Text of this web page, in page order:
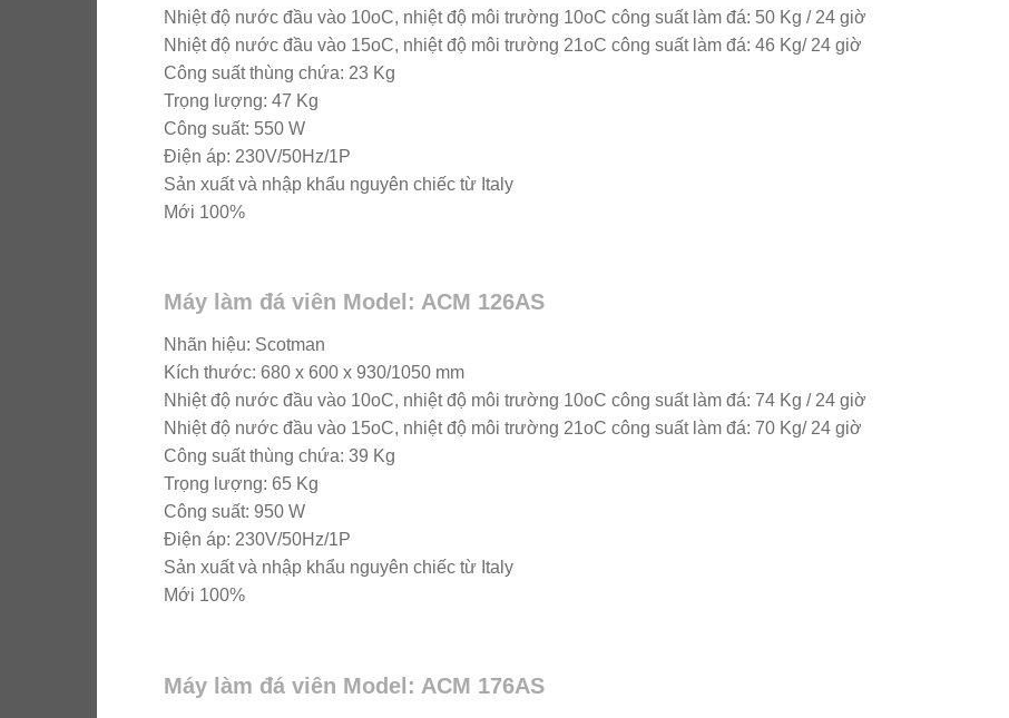
Nhiệt độ nước đầu vào 10oC, nhiệt độ môi trường 10oC công suất làm đá: 50 Kg / 24 giờ
Nhiệt độ nước đầu vào 15oC, nhiệt độ môi trường 21oC công suất làm đá: 46 Kg/ 24 giờ
Công suất thùng chứa: 23 Kg
Trọng lượng: 47 Kg
Công suất: 550 W
Điện áp: 230V/50Hz/1P
Sản xuất và nhập khẩu nguyên chiếc từ Italy
Mới 100%
Máy làm đá viên Model: ACM 126AS
Nhãn hiệu: Scotman
Kích thước: 680 x 600 x 930/1050 mm
Nhiệt độ nước đầu vào 10oC, nhiệt độ môi trường 10oC công suất làm đá: 74 Kg / 24 giờ
Nhiệt độ nước đầu vào 15oC, nhiệt độ môi trường 21oC công suất làm đá: 70 Kg/ 24 giờ
Công suất thùng chứa: 39 Kg
Trọng lượng: 65 Kg
Công suất: 950 W
Điện áp: 230V/50Hz/1P
Sản xuất và nhập khẩu nguyên chiếc từ Italy
Mới 100%
Máy làm đá viên Model: ACM 176AS